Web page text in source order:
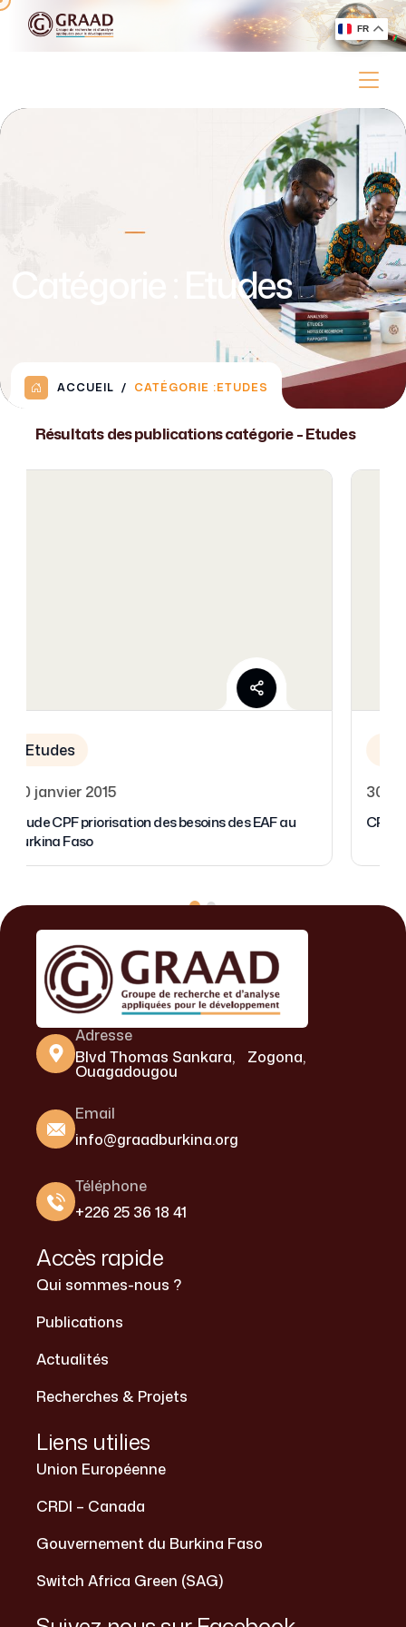
Catégorie : Etudes
ACCUEIL CATÉGORIE :ETUDES
Résultats des publications catégorie - Etudes
Etudes
30 janvier 2015
Etude CPF priorisation des besoins des EAF au
Burkina Faso
Adresse
Blvd Thomas Sankara, Zogona,
Ouagadougou
Email
info@graadburkina.org
Téléphone
+226 25 36 18 41
Accès rapide
Qui sommes-nous ?
Publications
Actualités
Recherches & Projets
Liens utilies
Union Européenne
CRDI – Canada
Gouvernement du Burkina Faso
Switch Africa Green (SAG)
FR